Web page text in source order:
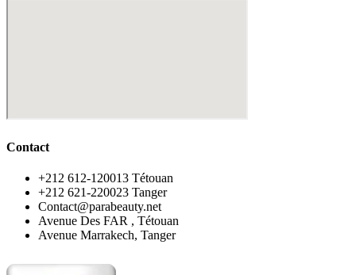
Contact
‪+212 612-120013 Tétouan
‪+212 621-220023 Tanger
Contact@parabeauty.net
Avenue Des FAR , Tétouan
Avenue Marrakech, Tanger